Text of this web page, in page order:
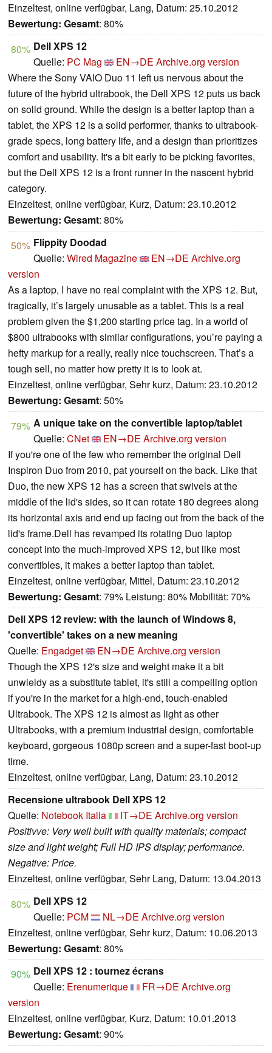
Einzeltest, online verfügbar, Lang, Datum: 25.10.2012
Bewertung: Gesamt: 80%
80% Dell XPS 12
Quelle: PC Mag EN→DE Archive.org version
Where the Sony VAIO Duo 11 left us nervous about the
future of the hybrid ultrabook, the Dell XPS 12 puts us back
on solid ground. While the design is a better laptop than a
tablet, the XPS 12 is a solid performer, thanks to ultrabook-
grade specs, long battery life, and a design than prioritizes
comfort and usability. It's a bit early to be picking favorites,
but the Dell XPS 12 is a front runner in the nascent hybrid
category.
Einzeltest, online verfügbar, Kurz, Datum: 23.10.2012
Bewertung: Gesamt: 80%
50% Flippity Doodad
Quelle: Wired Magazine EN→DE Archive.org
version
As a laptop, I have no real complaint with the XPS 12. But,
tragically, it’s largely unusable as a tablet. This is a real
problem given the $1,200 starting price tag. In a world of
$800 ultrabooks with similar configurations, you’re paying a
hefty markup for a really, really nice touchscreen. That’s a
tough sell, no matter how pretty it is to look at.
Einzeltest, online verfügbar, Sehr kurz, Datum: 23.10.2012
Bewertung: Gesamt: 50%
79% A unique take on the convertible laptop/tablet
Quelle: CNet EN→DE Archive.org version
If you're one of the few who remember the original Dell
Inspiron Duo from 2010, pat yourself on the back. Like that
Duo, the new XPS 12 has a screen that swivels at the
middle of the lid's sides, so it can rotate 180 degrees along
its horizontal axis and end up facing out from the back of the
lid's frame.Dell has revamped its rotating Duo laptop
concept into the much-improved XPS 12, but like most
convertibles, it makes a better laptop than tablet.
Einzeltest, online verfügbar, Mittel, Datum: 23.10.2012
Bewertung: Gesamt: 79% Leistung: 80% Mobilität: 70%
Dell XPS 12 review: with the launch of Windows 8,
'convertible' takes on a new meaning
Quelle: Engadget EN→DE Archive.org version
Though the XPS 12's size and weight make it a bit
unwieldy as a substitute tablet, it's still a compelling option
if you're in the market for a high-end, touch-enabled
Ultrabook. The XPS 12 is almost as light as other
Ultrabooks, with a premium industrial design, comfortable
keyboard, gorgeous 1080p screen and a super-fast boot-up
time.
Einzeltest, online verfügbar, Lang, Datum: 23.10.2012
Recensione ultrabook Dell XPS 12
Quelle: Notebook Italia IT→DE Archive.org version
Positivve: Very well built with quality materials; compact
size and light weight; Full HD IPS display; performance.
Negative: Price.
Einzeltest, online verfügbar, Sehr Lang, Datum: 13.04.2013
80% Dell XPS 12
Quelle: PCM NL→DE Archive.org version
Einzeltest, online verfügbar, Sehr kurz, Datum: 10.06.2013
Bewertung: Gesamt: 80%
90% Dell XPS 12 : tournez écrans
Quelle: Erenumerique FR→DE Archive.org
version
Einzeltest, online verfügbar, Kurz, Datum: 10.01.2013
Bewertung: Gesamt: 90%